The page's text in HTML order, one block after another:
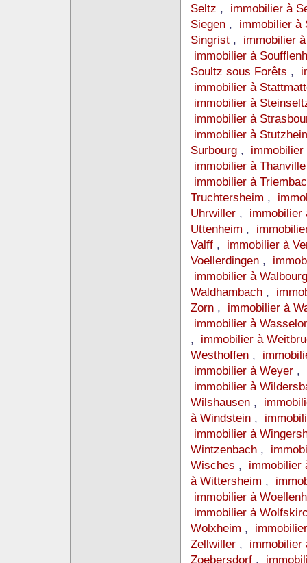
Seltz , immobilier à
Siegen , immobilier
Singrist , immobilier
immobilier à
Soultz sous Forêts ,
immobilier à
immobilier à
immobilier à
immobilier à
Surbourg ,
immobilier à
immobilier à
Truchtersheim ,
Uhrwiller ,
Uttenheim ,
Valff , immobilier à
Voellerdingen ,
immobilier à
Waldhambach ,
Zorn , immobilier à
immobilier à
, immobilier à
Westhoffen ,
immobilier à Weyer ,
immobilier à
Wilshausen ,
à Windstein ,
immobilier à
Wintzenbach ,
Wisches , immobilier
à Wittersheim ,
immobilier à
immobilier à
Wolxheim ,
Zellwiller ,
Zoebersdorf ,